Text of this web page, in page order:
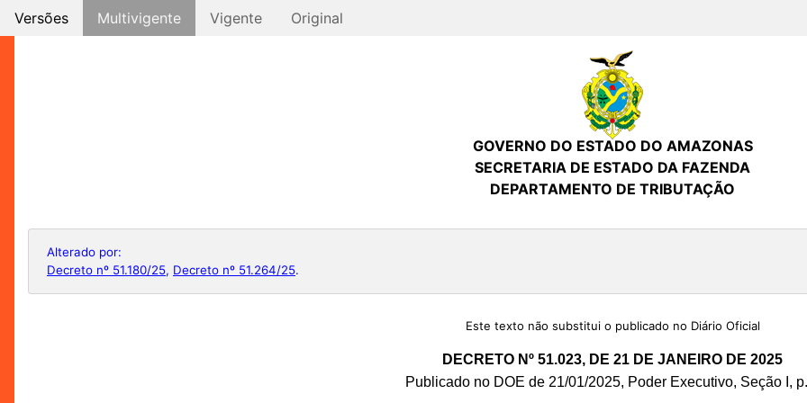
Versões Multivigente Vigente Original
GOVERNO DO ESTADO DO AMAZONAS
SECRETARIA DE ESTADO DA FAZENDA
DEPARTAMENTO DE TRIBUTAÇÃO
Alterado por:
Decreto nº 51.180/25, Decreto nº 51.264/25.
Este texto não substitui o publicado no Diário Oficial
DECRETO Nº 51.023, DE 21 DE JANEIRO DE 2025
Publicado no DOE de 21/01/2025, Poder Executivo, Seção I,